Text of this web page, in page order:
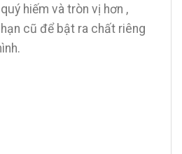
hiếm và tròn vị hơn ,
cũ để bật ra chất riêng